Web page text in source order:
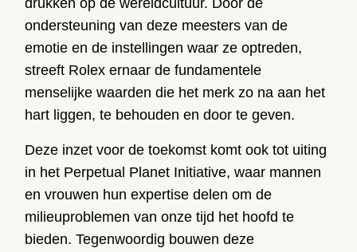
ondersteuning van deze meesters van de
emotie en de instellingen waar ze optreden,
streeft Rolex ernaar de fundamentele
menselijke waarden die het merk zo na aan het
hart liggen, te behouden en door te geven.
Deze inzet voor de toekomst komt ook tot uiting
in het Perpetual Planet Initiative, waar mannen
en vrouwen hun expertise delen om de
milieuproblemen van onze tijd het hoofd te
bieden. Tegenwoordig bouwen deze